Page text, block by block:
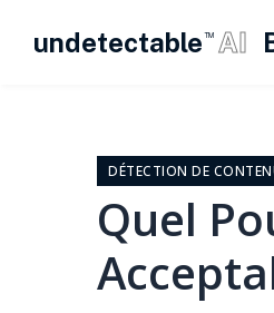
undetectable TM AI
DÉTECTION DE
Quel